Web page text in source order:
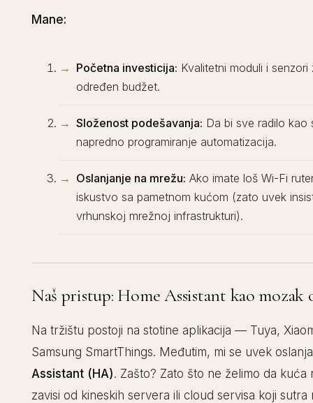
Mane:
Početna investicija: Kvalitetni moduli i senzori
određen budžet.
Složenost podešavanja: Da bi sve radilo kao
napredno programiranje automatizacija.
Oslanjanje na mrežu: Ako imate loš Wi-Fi
iskustvo sa pametnom kućom (zato uvek
vrhunskoj mrežnoj infrastrukturi).
Naš pristup: Home Assistant kao mozak
Na tržištu postoji na stotine aplikacija — Tuya,
Samsung SmartThings. Međutim, mi se uvek
Assistant (HA). Zašto? Zato što ne želimo da kuća
zavisi od kineskih servera ili cloud servisa koji sutra